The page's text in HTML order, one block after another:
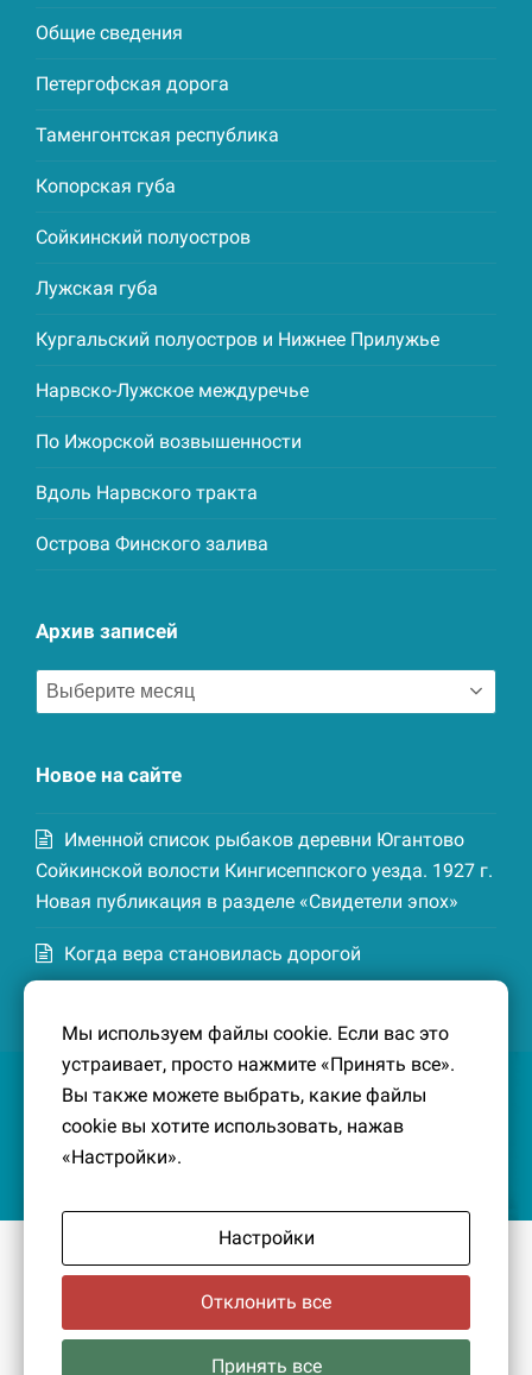
Общие сведения
Петергофская дорога
Таменгонтская республика
Копорская губа
Сойкинский полуостров
Лужская губа
Кургальский полуостров и Нижнее Прилужье
Нарвско-Лужское междуречье
По Ижорской возвышенности
Вдоль Нарвского тракта
Острова Финского залива
Архив записей
Архив
записей
Новое на сайте
Именной список рыбаков деревни Югантово
Сойкинской волости Кингисеппского уезда. 1927 г.
Новая публикация в разделе «Свидетели эпох»
Когда вера становилась дорогой
Котельской волости Кингисеппского уезда. 1926-
27 гг. Новая публикация в разделе «Свидетели
эпох»
малой Родины, без которого трудно представить себе
историко-культурный ландшафт Петербурга и
Ленинградской области.
Политика конфиденциальности
Мы используем файлы cookie. Если вас это
устраивает, просто нажмите «Принять все».
Вы также можете выбрать, какие файлы
cookie вы хотите использовать, нажав
«Настройки».
Настройки
Отклонить все
Принять все